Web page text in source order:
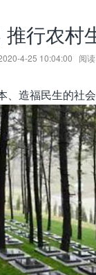
行农村
4-25 10:04:00 阅读
造福民生的社